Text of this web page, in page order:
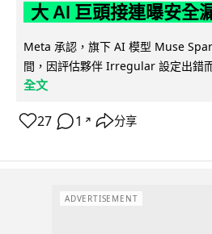
大 AI 巨頭接連曝安全
Meta 承認，旗下 AI 模型 Muse
間，因評估夥伴 Irregular 設定出錯
全文
27 1 ↗ 分享
ADVERTISEMENT